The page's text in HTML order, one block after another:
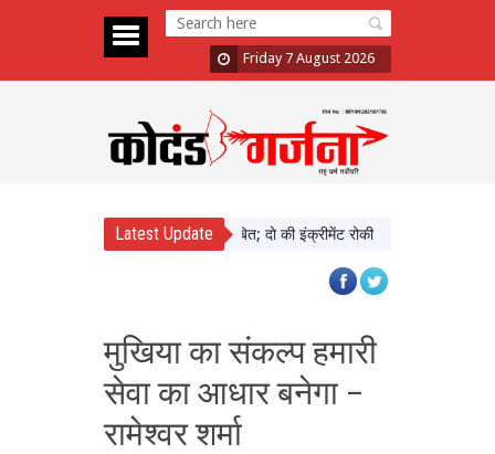
Friday 7 August 2026
Latest Update
में दिखाई सख्ती, 3 अधिकारी निलंबित; दो की इंक्रीमेंट रोकी
मुखिया का संकल्प हमारी
सेवा का आधार बनेगा –
रामेश्वर शर्मा